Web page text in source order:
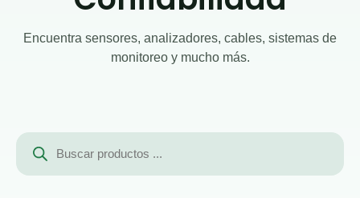
Encuentra sensores, analizadores, cables, sistemas de
monitoreo y mucho más.
Búsqueda
productos